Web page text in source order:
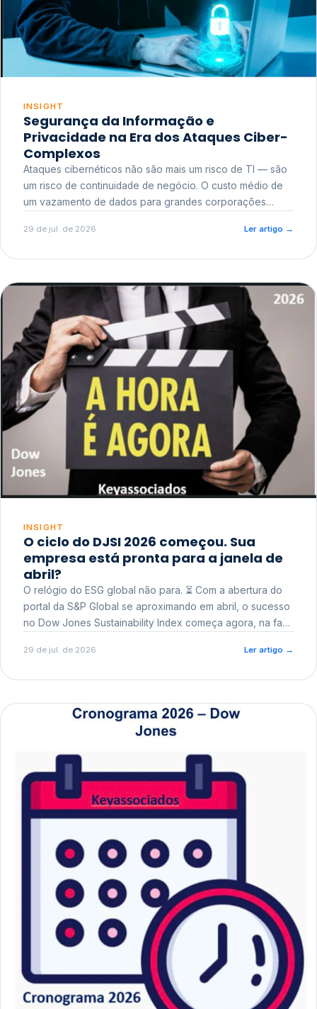
INSIGHT
Segurança da Informação e
Privacidade na Era dos Ataques Ciber-
Complexos
Ataques cibernéticos não são mais um risco de TI — são
um risco de continuidade de negócio. O custo médio de
um vazamento de dados para grandes corporações
reputacional e o risco regulatório junto a órgãos como a
29 de jul. de 2026 Ler artigo →
INSIGHT
O ciclo do DJSI 2026 começou. Sua
empresa está pronta para a janela de
abril?
O relógio do ESG global não para. ⏳ Com a abertura do
portal da S&P Global se aproximando em abril, o sucesso
no Dow Jones Sustainability Index começa agora, na fase
29 de jul. de 2026 Ler artigo →